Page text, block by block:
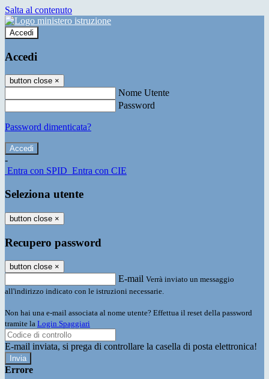
Salta al contenuto
Accedi
Accedi
button close ×
Nome Utente
Password
Password dimenticata?
-
Entra con SPID Entra con CIE
Seleziona utente
button close ×
Recupero password
button close ×
E-mail Verrà inviato un messaggio
all'indirizzo indicato con le istruzioni necessarie.
Non hai una e-mail associata al nome utente? Effettua il reset della password
tramite la Login Spaggiari
E-mail inviata, si prega di controllare la casella di posta elettronica!
Errore